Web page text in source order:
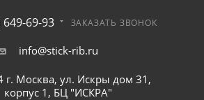
649-69-93 ЗАКАЗАТЬ ЗВОНОК
info@stick-rib.ru
г. Москва, ул. Искры дом 31,
корпус 1, БЦ "ИСКРА"